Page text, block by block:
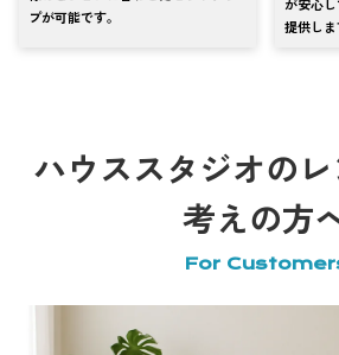
プが可能です。
提供しま
ハウススタジオの
考えの方
For